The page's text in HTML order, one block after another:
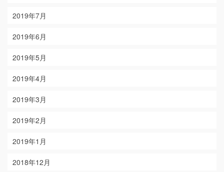
2019年7月
2019年6月
2019年5月
2019年4月
2019年3月
2019年2月
2019年1月
2018年12月